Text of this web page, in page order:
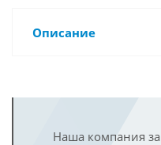
Описание
Наша компания